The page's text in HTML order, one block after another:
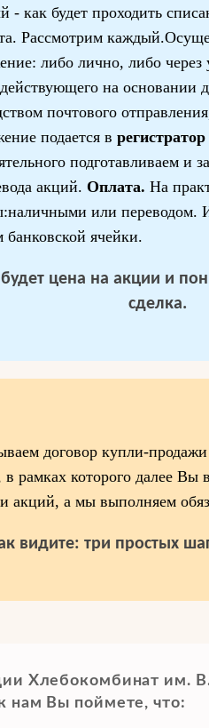
- как будет проходить
Рассмотрим
либо лично, либо
на основании
почтового
подается в
подготавливаем и
акций. Оплата. На
или переводом.
банковской ячейки.
будет цена на акции и
сделка.
договор купли-
которого далее Вы
акций, а мы выполняем
видите: три простых
Хлебокомбинат им.
нам Вы поймете, что: